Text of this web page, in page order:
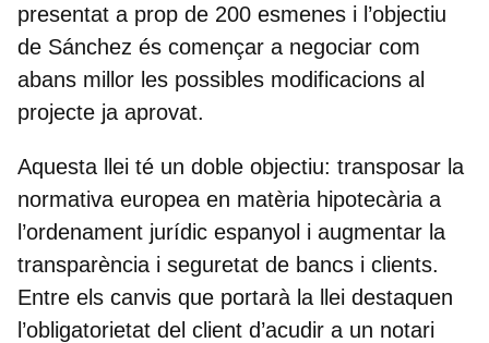
presentat a prop de 200 esmenes i l’objectiu
de Sánchez és començar a negociar com
abans millor les possibles modificacions al
projecte ja aprovat.
Aquesta llei té un doble objectiu: transposar la
normativa europea en matèria hipotecària a
l’ordenament jurídic espanyol i augmentar la
transparència i seguretat de bancs i clients.
Entre els canvis que portarà la llei destaquen
l’obligatorietat del client d’acudir a un notari